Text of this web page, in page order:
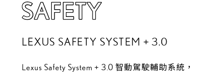
LEXUS SAFETY SYSTEM + 3.0
Lexus Safety System + 3.0 智動駕駛輔助系統，